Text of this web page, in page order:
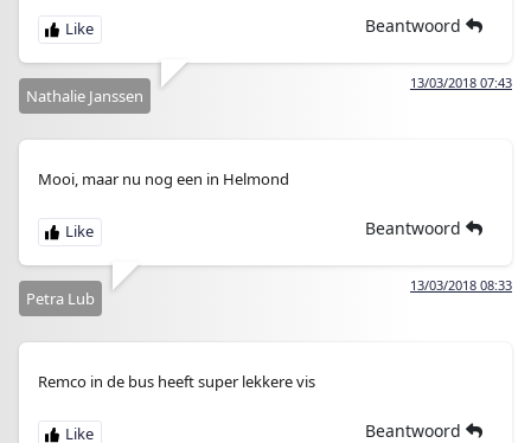
Beantwoord
13/03/2018 07:43
Nathalie Janssen
Mooi, maar nu nog een in Helmond
Beantwoord
13/03/2018 08:33
Petra Lub
Remco in de bus heeft super lekkere vis
Beantwoord